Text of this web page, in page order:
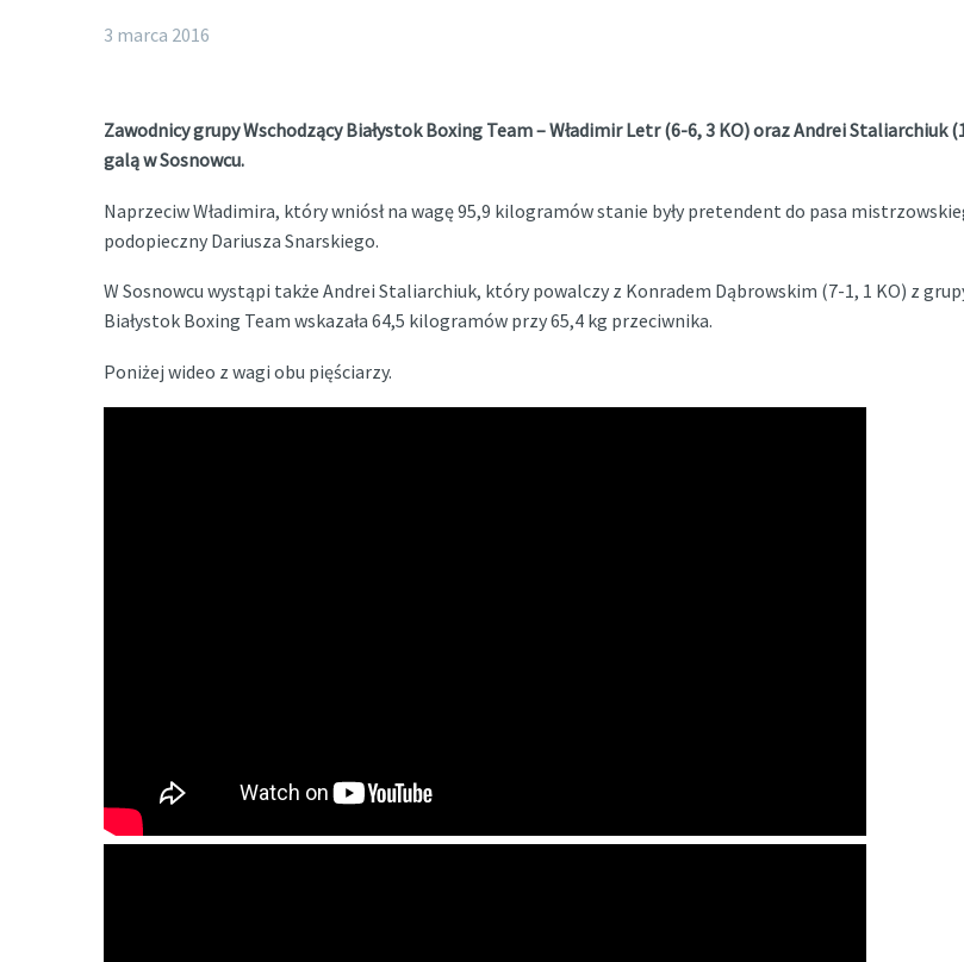
3 marca 2016
Zawodnicy grupy Wschodzący Białystok Boxing Team – Władimir Letr (6-6, 3 KO) oraz Andrei
galą w Sosnowcu.
Naprzeciw Władimira, który wniósł na wagę 95,9 kilogramów stanie były pretendent do pasa
podopieczny Dariusza Snarskiego.
W Sosnowcu wystąpi także Andrei Staliarchiuk, który powalczy z Konradem Dąbrowskim (7-1, 1 KO) z
Białystok Boxing Team wskazała 64,5 kilogramów przy 65,4 kg przeciwnika.
Poniżej wideo z wagi obu pięściarzy.